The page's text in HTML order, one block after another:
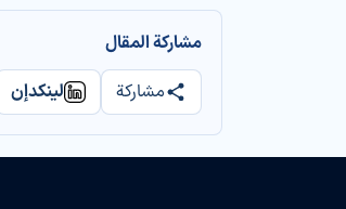
مشاركة المقال
مشاركة
لينكدإن